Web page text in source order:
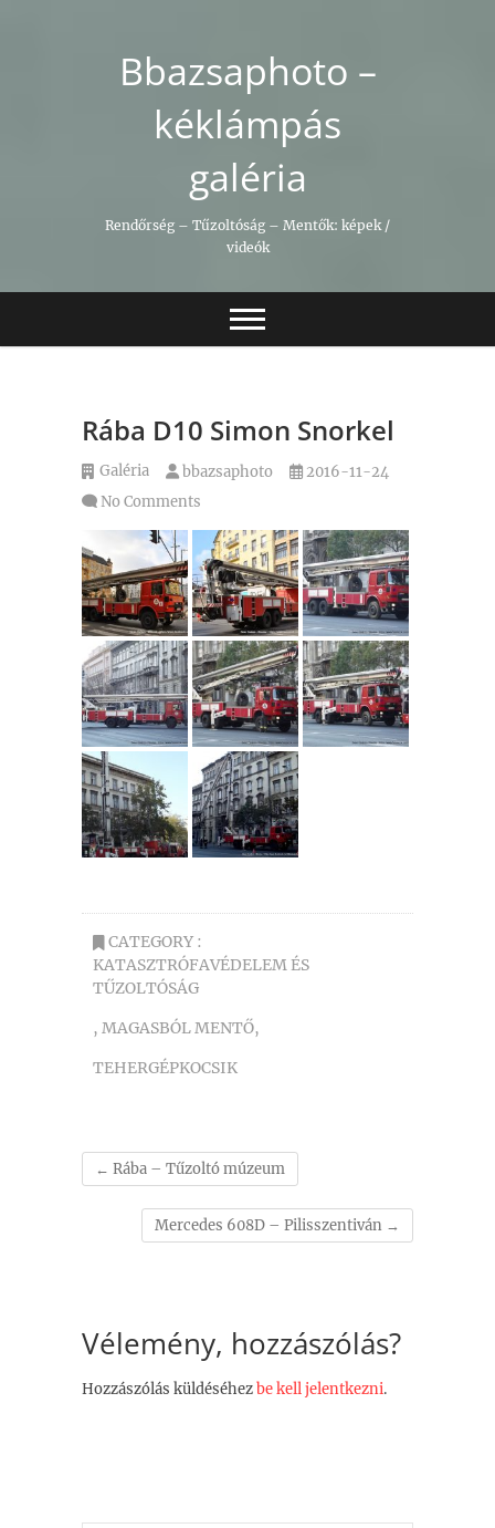
Bbazsaphoto –
kéklámpás
galéria
Rendőrség – Tűzoltóság – Mentők: képek /
videók
Rába D10 Simon Snorkel
Galéria bbazsaphoto
2016-11-24
No Comments
CATEGORY :
KATASZTRÓFAVÉDELEM ÉS
TŰZOLTÓSÁG
, MAGASBÓL MENTŐ,
TEHERGÉPKOCSIK
← Rába – Tűzoltó múzeum
Mercedes 608D – Pilisszentiván →
Vélemény, hozzászólás?
Hozzászólás küldéséhezbe kell jelentkezni.